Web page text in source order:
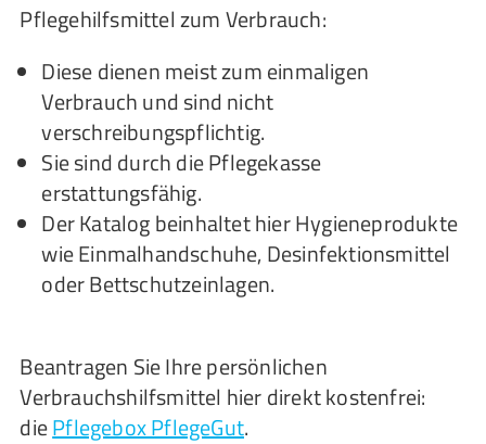
Pflegehilfsmittel zum Verbrauch:
Diese dienen meist zum einmaligen
Verbrauch und sind nicht
verschreibungspflichtig.
Sie sind durch die Pflegekasse
erstattungsfähig.
Der Katalog beinhaltet hier Hygieneprodukte
wie Einmalhandschuhe, Desinfektionsmittel
oder Bettschutzeinlagen.
Beantragen Sie Ihre persönlichen
Verbrauchshilfsmittel hier direkt kostenfrei:
diePflegebox PflegeGut.